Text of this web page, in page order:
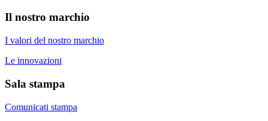
Il nostro marchio
I valori del nostro marchio
Le innovazioni
Sala stampa
Comunicati stampa